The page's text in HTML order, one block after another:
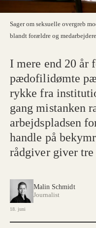
Sager om seksuelle overgreb
blandt forældre og
I mere end 20 år
pædofilidømte
rykke fra
gang mistanken
arbejdspladsen
handle på
rådgiver giver tre
Malin Schmidt
Journalist
18. juni